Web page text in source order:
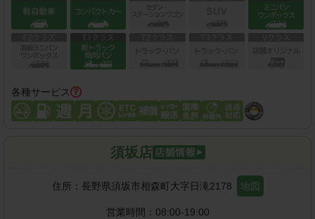
各種サービス
須坂店
住所： 長野県須坂市相森町大字日滝2178 地図
営業時間： 08:00-19:00